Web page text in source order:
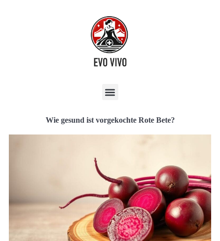
Wie gesund ist vorgekochte Rote Bete?